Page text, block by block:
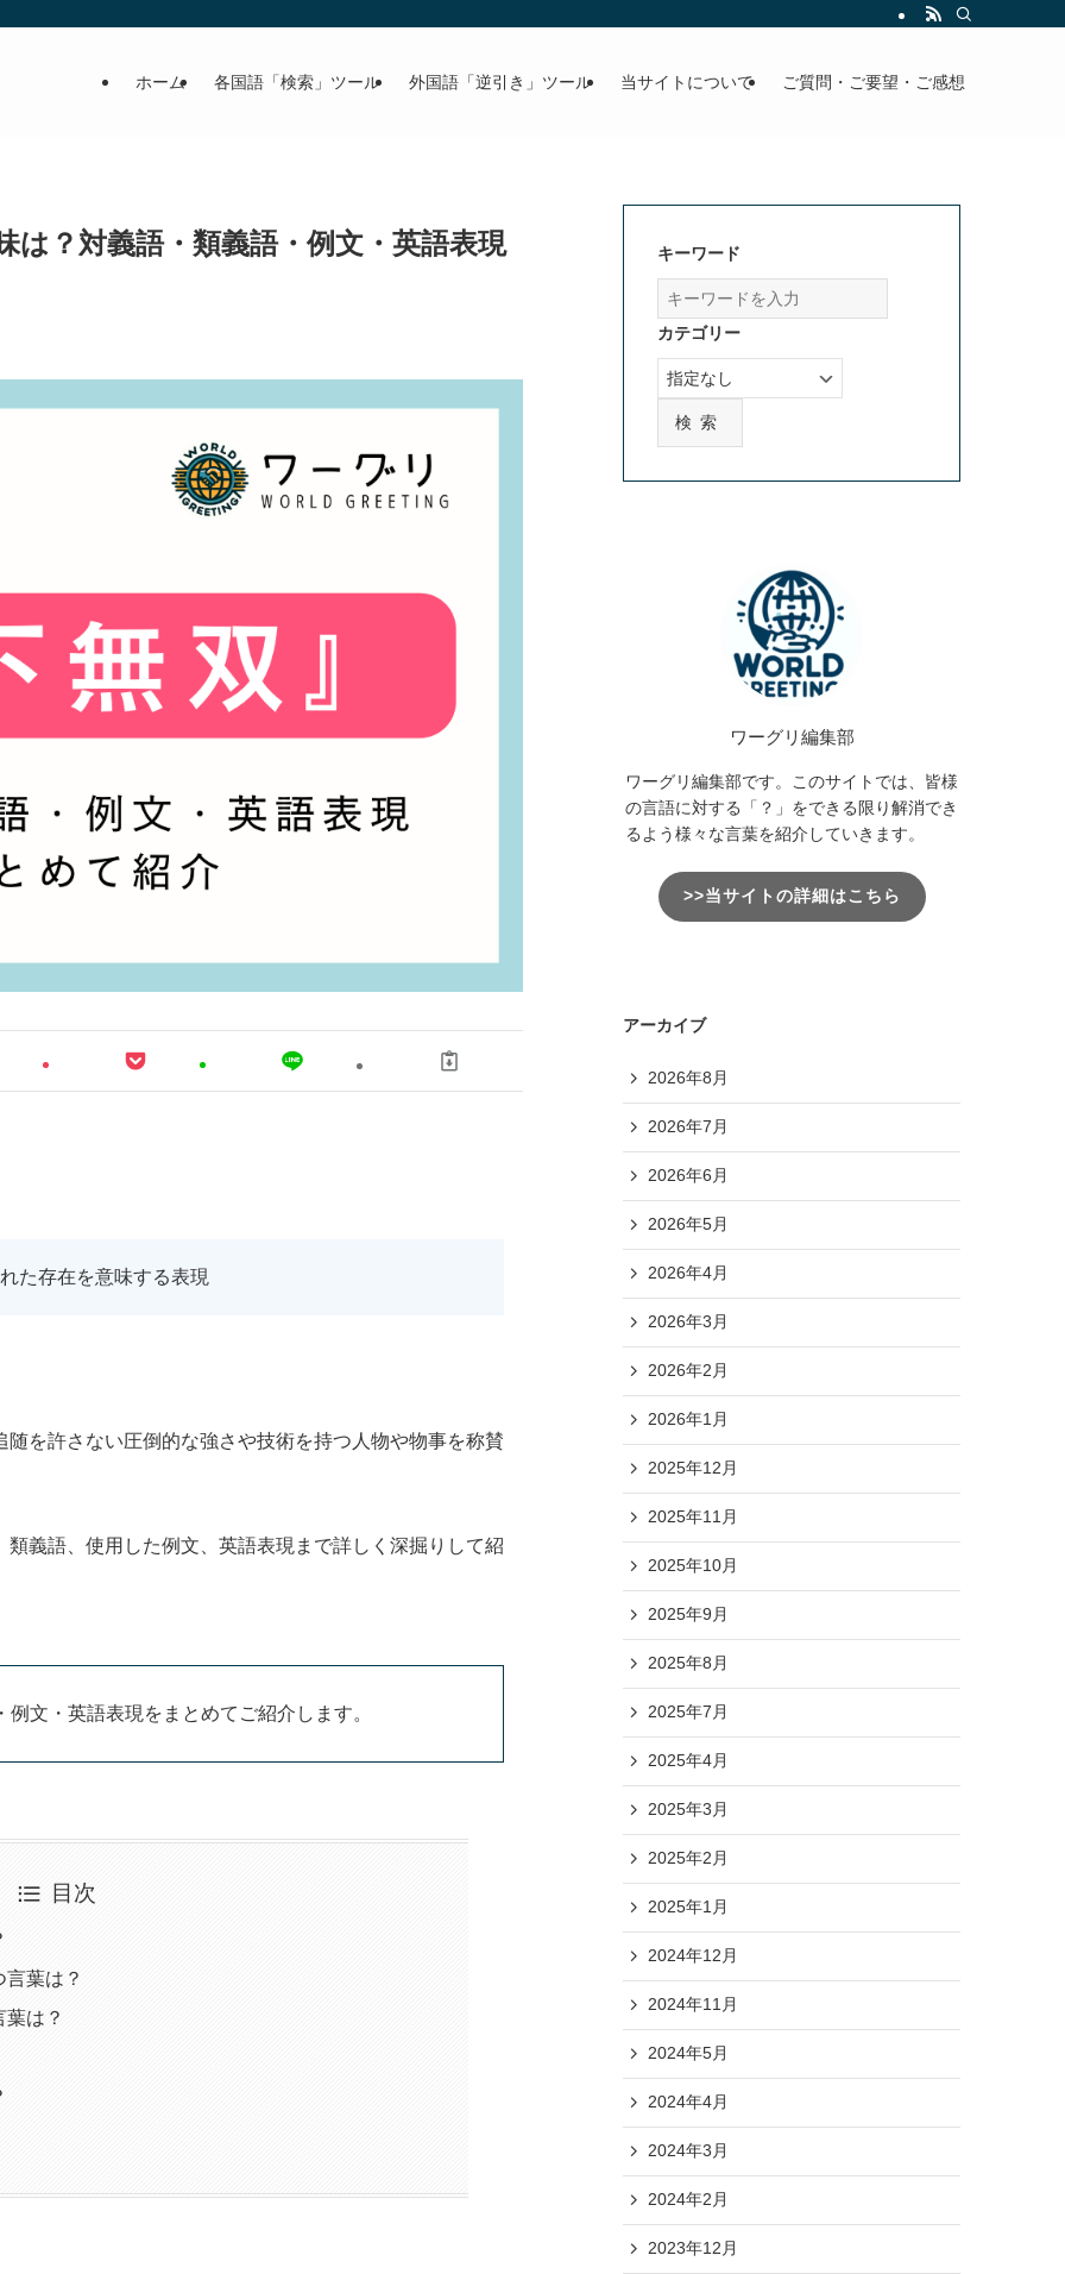
ホーム 各国語「検索」ツール 外国語「逆引き」ツール 当サイトについて ご質問・ご要望・ご感想
は？対義語・類義語・例文・英語表現
た存在を意味する表現
を許さない圧倒的な強さや技術を持つ人物や物事を称賛
義語、使用した例文、英語表現まで詳しく深掘りして紹
文・英語表現をまとめてご紹介します。
目次
葉は？
は？
キーワード
カテゴリー
検索
ワーグリ編集部
ワーグリ編集部です。このサイトでは、皆様
の言語に対する「？」をできる限り解消でき
るよう様々な言葉を紹介していきます。
>>当サイトの詳細はこちら
アーカイブ
2026年8月
2026年7月
2026年6月
2026年5月
2026年4月
2026年3月
2026年2月
2026年1月
2025年12月
2025年11月
2025年10月
2025年9月
2025年8月
2025年7月
2025年4月
2025年3月
2025年2月
2025年1月
2024年12月
2024年11月
2024年5月
2024年4月
2024年3月
2024年2月
2023年12月